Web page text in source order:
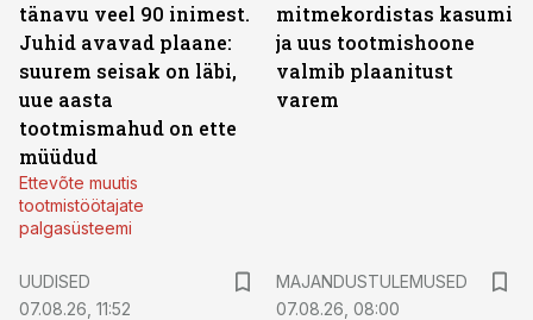
tänavu veel 90 inimest.
Juhid avavad plaane:
suurem seisak on läbi,
uue aasta
tootmismahud on ette
müüdud
Ettevõte muutis
tootmistöötajate
palgasüsteemi
mitmekordistas kasumi
ja uus tootmishoone
valmib plaanitust
varem
UUDISED
07.08.26, 11:52
MAJANDUSTULEMUSED
07.08.26, 08:00